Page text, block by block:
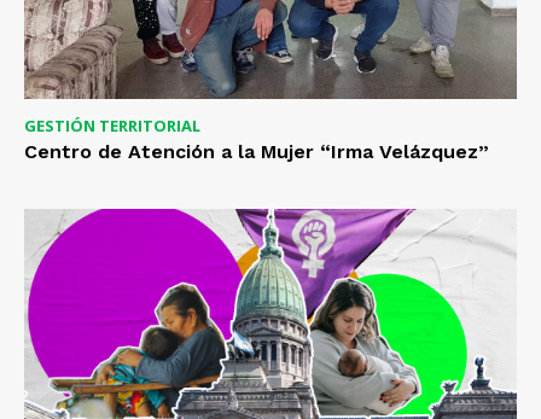
GESTIÓN TERRITORIAL
Centro de Atención a la Mujer “Irma Velázquez”